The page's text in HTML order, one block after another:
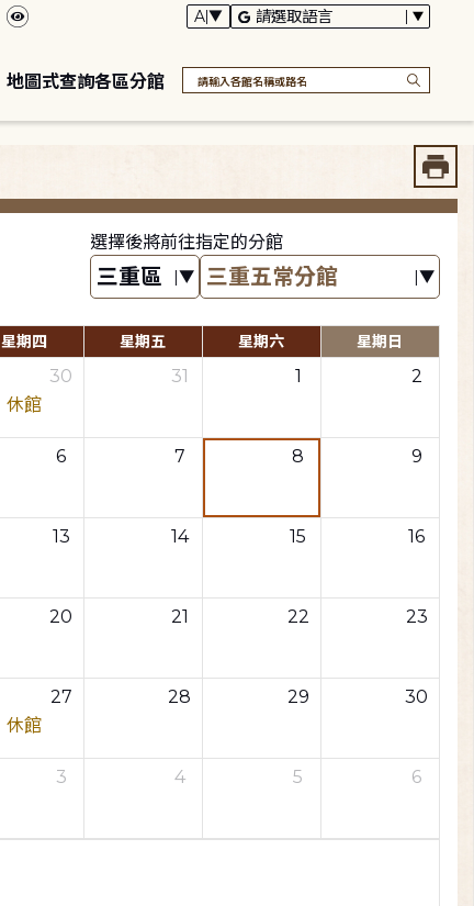
地圖式查詢各區分館
選擇後將前往指定的分館
星期四 星期五 星期六 星期日
30
休館
31 1 2
6 7 8 9
13 14 15 16
20 21 22 23
27
休館
28 29 30
3 4 5 6